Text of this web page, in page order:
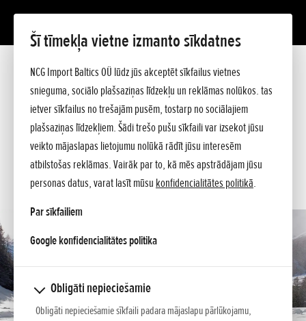
Šī tīmekļa vietne izmanto sīkdatnes
NCG Import Baltics OÜ lūdz jūs akceptēt sīkfailus vietnes
snieguma, sociālo plašsaziņas līdzekļu un reklāmas nolūkos. tas
ietver sīkfailus no trešajām pusēm, tostarp no sociālajiem
plašsaziņas līdzekļiem. Šādi trešo pušu sīkfaili var izsekot jūsu
veikto mājaslapas lietojumu nolūkā rādīt jūsu interesēm
atbilstošas reklāmas. Vairāk par to, kā mēs apstrādājam jūsu
personas datus, varat lasīt mūsu konfidencialitātes politikā.
Par sīkfailiem
Google konfidencialitātes politikaopens in a new tab
Obligāti nepieciešamie
Obligāti nepieciešamie sīkfaili padara mājaslapu pārlūkojamu,
HSS 1380i Hybrid
Prezentācija
Tehniskie dati
Cenrādis
Pircēja ceļvedis
Jautājiet sīkāku informāciju
PIEDĀVĀJUMS
SERVISA LAIKS
KONTAKTI